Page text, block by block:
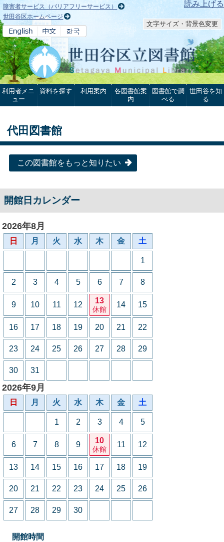
本文へ 読み上げる
障害者サービス（バリアフリーサービス）
世田谷区ホームページ
文字サイズ・背景色変更
利用者メニ
ュー
資料を探す 利用案内
各図書館案
内
図書館で調
べる
世田谷を知
る
代田図書館
この図書館をもっと知りたい
開館日カレンダー
2026年8月
日 月 火 水 木 金 土
1
2 3 4 5 6 7 8
9 10 11 12 13
休館
14 15
16 17 18 19 20 21 22
23 24 25 26 27 28 29
30 31
2026年9月
日 月 火 水 木 金 土
1 2 3 4 5
6 7 8 9 10
休館
11 12
13 14 15 16 17 18 19
20 21 22 23 24 25 26
27 28 29 30
開館時間